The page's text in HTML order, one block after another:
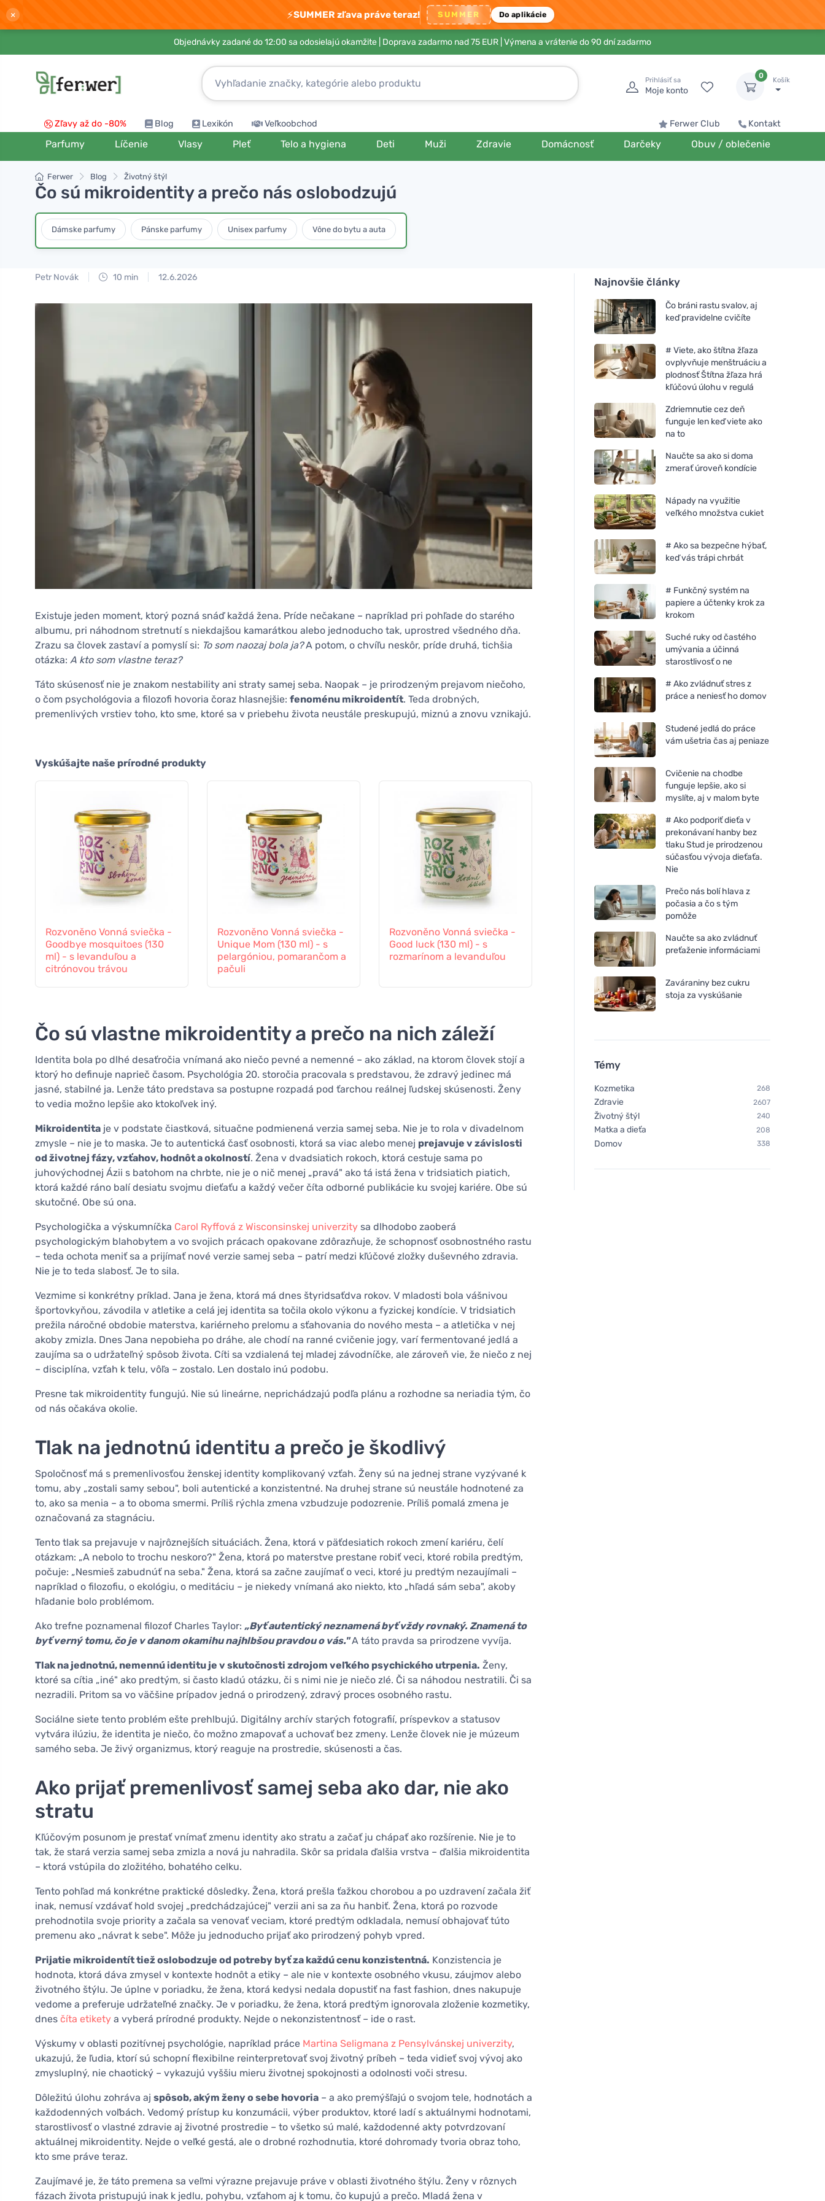
× ⚡SUMMER zľava práve teraz! SUMMER Do aplikácie
Objednávky zadané do 12:00 sa odosielajú okamžite | Doprava zadarmo nad 75 EUR | Výmena a vrátenie do 90 dní zadarmo
Prihlásiť sa
Moje konto
0
Košík
Zľavy až do -80% Blog Lexikón Veľkoobchod Ferwer Club Kontakt
Parfumy Líčenie Vlasy Pleť Telo a hygiena Deti Muži Zdravie Domácnosť Darčeky Obuv / oblečenie
Ferwer Blog Životný štýl
Čo sú mikroidentity a prečo nás oslobodzujú
Dámske parfumy Pánske parfumy Unisex parfumy Vône do bytu a auta
Petr Novák 10 min 12.6.2026
Existuje jeden moment, ktorý pozná snáď každá žena. Príde nečakane – napríklad pri pohľade do starého
albumu, pri náhodnom stretnutí s niekdajšou kamarátkou alebo jednoducho tak, uprostred všedného dňa.
Zrazu sa človek zastaví a pomyslí si: To som naozaj bola ja?A potom, o chvíľu neskôr, príde druhá, tichšia
otázka: A kto som vlastne teraz?
Táto skúsenosť nie je znakom nestability ani straty samej seba. Naopak – je prirodzeným prejavom niečoho,
o čom psychológovia a filozofi hovoria čoraz hlasnejšie: fenoménu mikroidentít. Teda drobných,
premenlivých vrstiev toho, kto sme, ktoré sa v priebehu života neustále preskupujú, miznú a znovu vznikajú.
Vyskúšajte naše prírodné produkty
Rozvoněno Vonná sviečka -
Goodbye mosquitoes (130
ml) - s levanduľou a
citrónovou trávou
Rozvoněno Vonná sviečka -
Unique Mom (130 ml) - s
pelargóniou, pomarančom a
pačuli
Rozvoněno Vonná sviečka -
Good luck (130 ml) - s
rozmarínom a levanduľou
Rozvoněno Vonná sviečka -
V ríši snov (130 ml) - s
upokojujúcou levanduľou
Rozvoněno Vonná
Vianočný zázrak
perníkovým
Čo sú vlastne mikroidentity a prečo na nich záleží
Identita bola po dlhé desaťročia vnímaná ako niečo pevné a nemenné – ako základ, na ktorom človek stojí a
ktorý ho definuje naprieč časom. Psychológia 20. storočia pracovala s predstavou, že zdravý jedinec má
jasné, stabilné ja. Lenže táto predstava sa postupne rozpadá pod ťarchou reálnej ľudskej skúsenosti. Ženy
to vedia možno lepšie ako ktokoľvek iný.
Mikroidentita je v podstate čiastková, situačne podmienená verzia samej seba. Nie je to rola v divadelnom
zmysle – nie je to maska. Je to autentická časť osobnosti, ktorá sa viac alebo menej prejavuje v závislosti
od životnej fázy, vzťahov, hodnôt a okolností. Žena v dvadsiatich rokoch, ktorá cestuje sama po
juhovýchodnej Ázii s batohom na chrbte, nie je o nič menej „pravá" ako tá istá žena v tridsiatich piatich,
ktorá každé ráno balí desiatu svojmu dieťaťu a každý večer číta odborné publikácie ku svojej kariére. Obe sú
skutočné. Obe sú ona.
Psychologička a výskumníčka Carol Ryffová z Wisconsinskej univerzity sa dlhodobo zaoberá
psychologickým blahobytem a vo svojich prácach opakovane zdôrazňuje, že schopnosť osobnostného rastu
– teda ochota meniť sa a prijímať nové verzie samej seba – patrí medzi kľúčové zložky duševného zdravia.
Nie je to teda slabosť. Je to sila.
Vezmime si konkrétny príklad. Jana je žena, ktorá má dnes štyridsaťdva rokov. V mladosti bola vášnivou
športovkyňou, závodila v atletike a celá jej identita sa točila okolo výkonu a fyzickej kondície. V tridsiatich
prežila náročné obdobie materstva, kariérneho prelomu a sťahovania do nového mesta – a atletička v nej
akoby zmizla. Dnes Jana nepobieha po dráhe, ale chodí na ranné cvičenie jogy, varí fermentované jedlá a
zaujíma sa o udržateľný spôsob života. Cíti sa vzdialená tej mladej závodníčke, ale zároveň vie, že niečo z nej
– disciplína, vzťah k telu, vôľa – zostalo. Len dostalo inú podobu.
Presne tak mikroidentity fungujú. Nie sú lineárne, neprichádzajú podľa plánu a rozhodne sa neriadia tým, čo
od nás očakáva okolie.
Tlak na jednotnú identitu a prečo je škodlivý
Spoločnosť má s premenlivosťou ženskej identity komplikovaný vzťah. Ženy sú na jednej strane vyzývané k
tomu, aby „zostali samy sebou", boli autentické a konzistentné. Na druhej strane sú neustále hodnotené za
to, ako sa menia – a to oboma smermi. Príliš rýchla zmena vzbudzuje podozrenie. Príliš pomalá zmena je
označovaná za stagnáciu.
Tento tlak sa prejavuje v najrôznejších situáciách. Žena, ktorá v päťdesiatich rokoch zmení kariéru, čelí
otázkam: „A nebolo to trochu neskoro?" Žena, ktorá po materstve prestane robiť veci, ktoré robila predtým,
počuje: „Nesmieš zabudnúť na seba." Žena, ktorá sa začne zaujímať o veci, ktoré ju predtým nezaujímali –
napríklad o filozofiu, o ekológiu, o meditáciu – je niekedy vnímaná ako niekto, kto „hľadá sám seba", akoby
hľadanie bolo problémom.
Ako trefne poznamenal filozof Charles Taylor: „Byť autentický neznamená byť vždy rovnaký. Znamená to
byť verný tomu, čo je v danom okamihu najhlbšou pravdou o vás."A táto pravda sa prirodzene vyvíja.
Tlak na jednotnú, nemennú identitu je v skutočnosti zdrojom veľkého psychického utrpenia. Ženy,
ktoré sa cítia „iné" ako predtým, si často kladú otázku, či s nimi nie je niečo zlé. Či sa náhodou nestratili. Či sa
nezradili. Pritom sa vo väčšine prípadov jedná o prirodzený, zdravý proces osobného rastu.
Sociálne siete tento problém ešte prehlbujú. Digitálny archív starých fotografií, príspevkov a statusov
vytvára ilúziu, že identita je niečo, čo možno zmapovať a uchovať bez zmeny. Lenže človek nie je múzeum
samého seba. Je živý organizmus, ktorý reaguje na prostredie, skúsenosti a čas.
Ako prijať premenlivosť samej seba ako dar, nie ako
stratu
Kľúčovým posunom je prestať vnímať zmenu identity ako stratu a začať ju chápať ako rozšírenie. Nie je to
tak, že stará verzia samej seba zmizla a nová ju nahradila. Skôr sa pridala ďalšia vrstva – ďalšia mikroidentita
– ktorá vstúpila do zložitého, bohatého celku.
Tento pohľad má konkrétne praktické dôsledky. Žena, ktorá prešla ťažkou chorobou a po uzdravení začala žiť
inak, nemusí vzdávať hold svojej „predchádzajúcej" verzii ani sa za ňu hanbiť. Žena, ktorá po rozvode
prehodnotila svoje priority a začala sa venovať veciam, ktoré predtým odkladala, nemusí obhajovať túto
premenu ako „návrat k sebe". Môže ju jednoducho prijať ako prirodzený pohyb vpred.
Prijatie mikroidentít tiež oslobodzuje od potreby byť za každú cenu konzistentná. Konzistencia je
hodnota, ktorá dáva zmysel v kontexte hodnôt a etiky – ale nie v kontexte osobného vkusu, záujmov alebo
životného štýlu. Je úplne v poriadku, že žena, ktorá kedysi nedala dopustiť na fast fashion, dnes nakupuje
vedome a preferuje udržateľné značky. Je v poriadku, že žena, ktorá predtým ignorovala zloženie kozmetiky,
dnes číta etikety a vyberá prírodné produkty. Nejde o nekonzistentnosť – ide o rast.
Výskumy v oblasti pozitívnej psychológie, napríklad práce Martina Seligmana z Pensylvánskej univerzity,
ukazujú, že ľudia, ktorí sú schopní flexibilne reinterpretovať svoj životný príbeh – teda vidieť svoj vývoj ako
zmysluplný, nie chaotický – vykazujú vyššiu mieru životnej spokojnosti a odolnosti voči stresu.
Dôležitú úlohu zohráva aj spôsob, akým ženy o sebe hovoria – a ako premýšľajú o svojom tele, hodnotách a
každodenných voľbách. Vedomý prístup ku konzumácii, výber produktov, ktoré ladí s aktuálnymi hodnotami,
starostlivosť o vlastné zdravie aj životné prostredie – to všetko sú malé, každodenné akty potvrdzovaní
aktuálnej mikroidentity. Nejde o veľké gestá, ale o drobné rozhodnutia, ktoré dohromady tvoria obraz toho,
kto sme práve teraz.
Zaujímavé je, že táto premena sa veľmi výrazne prejavuje práve v oblasti životného štýlu. Ženy v rôznych
fázach života pristupujú inak k jedlu, pohybu, vzťahom aj k tomu, čo kupujú a prečo. Mladá žena v
Najnovšie články
Čo bráni rastu svalov, aj
keď pravidelne cvičíte
# Viete, ako štítna žľaza
ovplyvňuje menštruáciu a
plodnosť Štítna žľaza hrá
kľúčovú úlohu v regulá
Zdriemnutie cez deň
funguje len keď viete ako
na to
Naučte sa ako si doma
zmerať úroveň kondície
Nápady na využitie
veľkého množstva cukiet
# Ako sa bezpečne hýbať,
keď vás trápi chrbát
# Funkčný systém na
papiere a účtenky krok za
krokom
Suché ruky od častého
umývania a účinná
starostlivosť o ne
# Ako zvládnuť stres z
práce a neniesť ho domov
Studené jedlá do práce
vám ušetria čas aj peniaze
Cvičenie na chodbe
funguje lepšie, ako si
myslíte, aj v malom byte
# Ako podporiť dieťa v
prekonávaní hanby bez
tlaku Stud je prirodzenou
súčasťou vývoja dieťaťa.
Nie
Prečo nás bolí hlava z
počasia a čo s tým
pomôže
Naučte sa ako zvládnuť
preťaženie informáciami
Zaváraniny bez cukru
stoja za vyskúšanie
Témy
Kozmetika 268
Zdravie 2607
Životný štýl 240
Matka a dieťa 208
Domov 338